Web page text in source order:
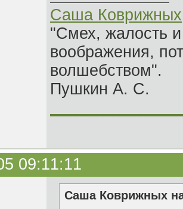
Саша Коврижных
"Смех, жалость
воображения,
волшебством".
Пушкин А. С.
09:11:11
Саша Коврижных